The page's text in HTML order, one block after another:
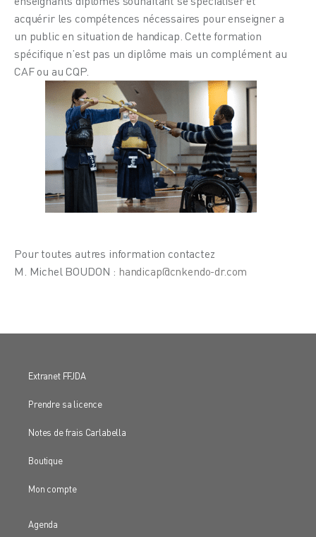
acquérir les compétences nécessaires pour enseigner a
un public en situation de handicap. Cette formation
spécifique n’est pas un diplôme mais un complément au
CAF ou au CQP.
Pour toutes autres information contactez
M. Michel BOUDON : handicap@cnkendo-dr.com
Extranet FFJDA
Prendre sa licence
Notes de frais Carlabella
Boutique
Mon compte
Agenda